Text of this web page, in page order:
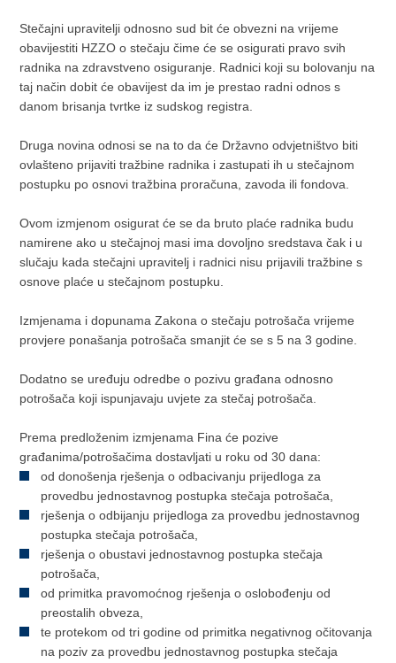
Stečajni upravitelji odnosno sud bit će obvezni na vrijeme
obavijestiti HZZO o stečaju čime će se osigurati pravo svih
radnika na zdravstveno osiguranje. Radnici koji su bolovanju na
taj način dobit će obavijest da im je prestao radni odnos s
danom brisanja tvrtke iz sudskog registra.
Druga novina odnosi se na to da će Državno odvjetništvo biti
ovlašteno prijaviti tražbine radnika i zastupati ih u stečajnom
postupku po osnovi tražbina proračuna, zavoda ili fondova.
Ovom izmjenom osigurat će se da bruto plaće radnika budu
namirene ako u stečajnoj masi ima dovoljno sredstava čak i u
slučaju kada stečajni upravitelj i radnici nisu prijavili tražbine s
osnove plaće u stečajnom postupku.
Izmjenama i dopunama Zakona o stečaju potrošača vrijeme
provjere ponašanja potrošača smanjit će se s 5 na 3 godine.
Dodatno se uređuju odredbe o pozivu građana odnosno
potrošača koji ispunjavaju uvjete za stečaj potrošača.
Prema predloženim izmjenama Fina će pozive
građanima/potrošačima dostavljati u roku od 30 dana:
od donošenja rješenja o odbacivanju prijedloga za
provedbu jednostavnog postupka stečaja potrošača,
rješenja o odbijanju prijedloga za provedbu jednostavnog
postupka stečaja potrošača,
rješenja o obustavi jednostavnog postupka stečaja
potrošača,
od primitka pravomoćnog rješenja o oslobođenju od
preostalih obveza,
te protekom od tri godine od primitka negativnog očitovanja
na poziv za provedbu jednostavnog postupka stečaja